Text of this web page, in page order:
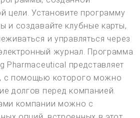
цели. Установите программу
и создавайте клубные карты,
и управляться через
журнал. Программа
Pharmaceutical представляет
с помощью которого можно
долгов перед компанией.
компании можно с